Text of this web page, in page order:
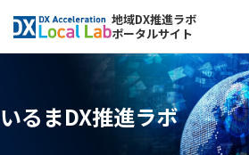
ジ
の
H
E
地域DX推進ラボ
ポータルサイト
いるまDX推進ラボ